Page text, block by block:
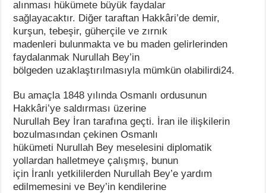
alınması hükümete büyük faydalar
sağlayacaktır. Diğer taraftan Hakkâri’de demir,
kurşun, tebeşir, güherçile ve zırnık
madenleri bulunmakta ve bu maden gelirlerinden
faydalanmak Nurullah Bey’in
bölgeden uzaklaştırılmasıyla mümkün olabilirdi24.
Bu amaçla 1848 yılında Osmanlı ordusunun
Hakkâri’ye saldırması üzerine
Nurullah Bey İran tarafına geçti. İran ile ilişkilerin
bozulmasından çekinen Osmanlı
hükümeti Nurullah Bey meselesini diplomatik
yollardan halletmeye çalışmış, bunun
için İranlı yetkililerden Nurullah Bey’e yardım
edilmemesini ve Bey’in kendilerine